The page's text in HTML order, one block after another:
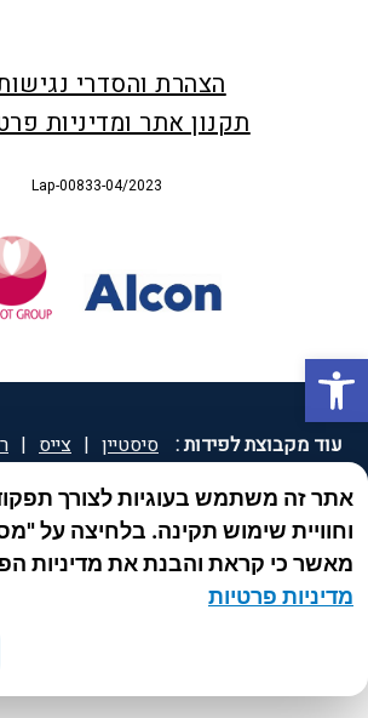
פתח סרגל נגישות
הצהרת והסדרי
תקנון אתר ומדיניות
Lap-00833-04/2023
אתר זה משתמש בעוגיות לצורך
וחוויית שימוש תקינה. בלחיצה על
מאשר כי קראת והבנת את מדיניות
מדיניות פרטיות
עוד מקבוצת לפידות : סיסטיין | צייס |
| ספאטון | ספיד גרון | יוטיפרו
DROPsept ®